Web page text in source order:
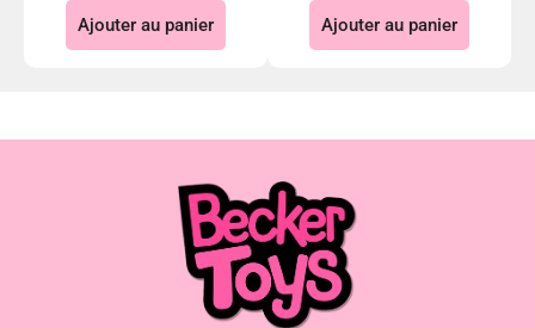
Ajouter au panier Ajouter au panier